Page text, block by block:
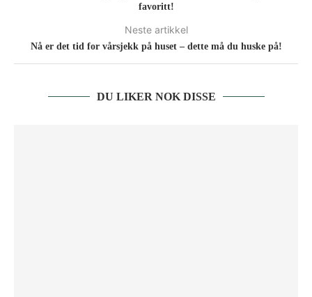
favoritt!
Neste artikkel
Nå er det tid for vårsjekk på huset – dette må du huske på!
DU LIKER NOK DISSE